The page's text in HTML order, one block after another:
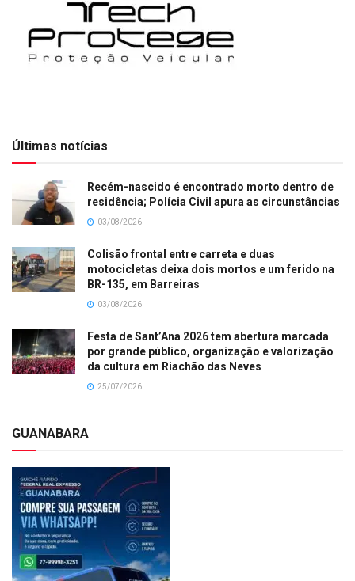
Últimas notícias
Recém-nascido é encontrado morto dentro de
residência; Polícia Civil apura as circunstâncias
03/08/2026
Colisão frontal entre carreta e duas
motocicletas deixa dois mortos e um ferido na
BR-135, em Barreiras
03/08/2026
Festa de Sant’Ana 2026 tem abertura marcada
por grande público, organização e valorização
da cultura em Riachão das Neves
25/07/2026
GUANABARA